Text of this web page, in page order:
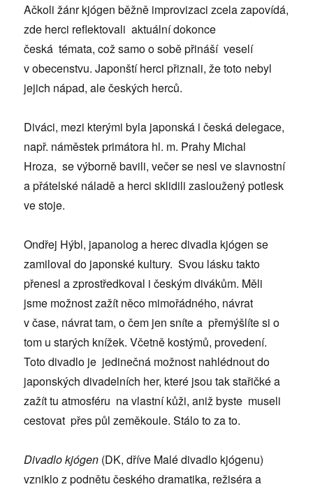
Ačkoli žánr kjógen běžně improvizaci zcela zapovídá,
zde herci reflektovali aktuální dokonce
česká témata, což samo o sobě přináší veselí
v obecenstvu. Japonští herci přiznali, že toto nebyl
jejich nápad, ale českých herců.
Diváci, mezi kterými byla japonská i česká delegace,
např. náměstek primátora hl. m. Prahy Michal
Hroza, se výborně bavili, večer se nesl ve slavnostní
a přátelské náladě a herci sklidili zasloužený potlesk
ve stoje.
Ondřej Hýbl, japanolog a herec divadla kjógen se
zamiloval do japonské kultury. Svou lásku takto
přenesl a zprostředkoval i českým divákům. Měli
jsme možnost zažít něco mimořádného, návrat
v čase, návrat tam, o čem jen sníte a přemýšlíte si o
tom u starých knížek. Včetně kostýmů, provedení.
Toto divadlo je jedinečná možnost nahlédnout do
japonských divadelních her, které jsou tak stařičké a
zažít tu atmosféru na vlastní kůži, aniž byste museli
cestovat přes půl zeměkoule. Stálo to za to.
Divadlo kjógen (DK, dříve Malé divadlo kjógenu)
vzniklo z podnětu českého dramatika, režiséra a